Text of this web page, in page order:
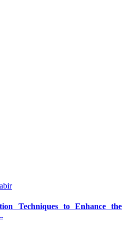
Techniques to Enhance the